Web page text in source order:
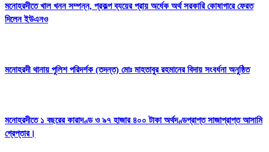
মনোহরদীতে খাল খনন সম্পন্ন, প্রকল্প ব্যয়ের প্রায় অর্ধেক অর্থ সরকারি কোষাগারে ফেরত
দিলেন ইউএনও
মনোহরদী থানায় পুলিশ পরিদর্শক (তদন্ত) মোঃ মাহতাবুর রহমানের বিদায় সংবর্ধনা অনুষ্ঠিত
মনোহরদীতে ১ বছরের কারাদণ্ড ও ৯৭ হাজার ৪০০ টাকা অর্থদণ্ডপ্রাপ্ত সাজাপ্রাপ্ত আসামি
গ্রেপ্তার।